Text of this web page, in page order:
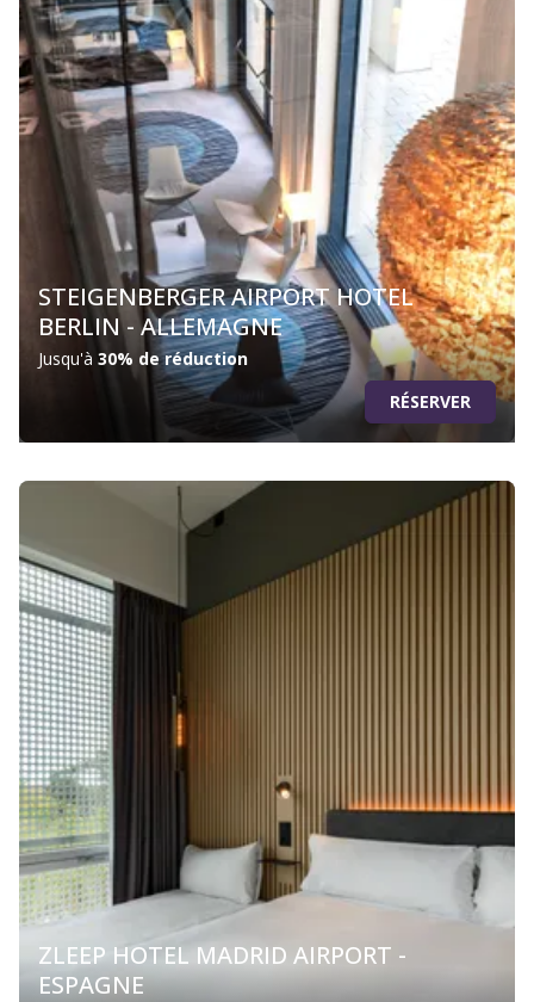
STEIGENBERGER AIRPORT HOTEL
BERLIN - ALLEMAGNE
Jusqu'à 30% de réduction
RÉSERVER
ZLEEP HOTEL MADRID AIRPORT -
ESPAGNE